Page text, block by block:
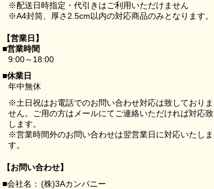
※配送日時指定・代引きはご利用いただけません
※A4封筒、厚さ2.5cm以内の対応商品のみとなります。
【営業日】
■営業時間
9:00～18:00
■休業日
年中無休
※土日祝はお電話でのお問い合わせ対応は致しておりま
せん。ご用の方はメールにてご連絡いただければ対応致
します。
※営業時間外のお問い合わせは翌営業日に対応いたしま
す。
【お問い合わせ】
■会社名： (株)3Aカンパニー